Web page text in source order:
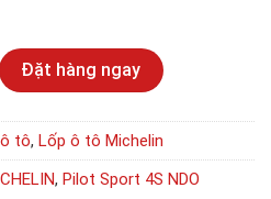
Đặt hàng ngay
tô, Lốp ô tô Michelin
, Pilot Sport 4S NDO